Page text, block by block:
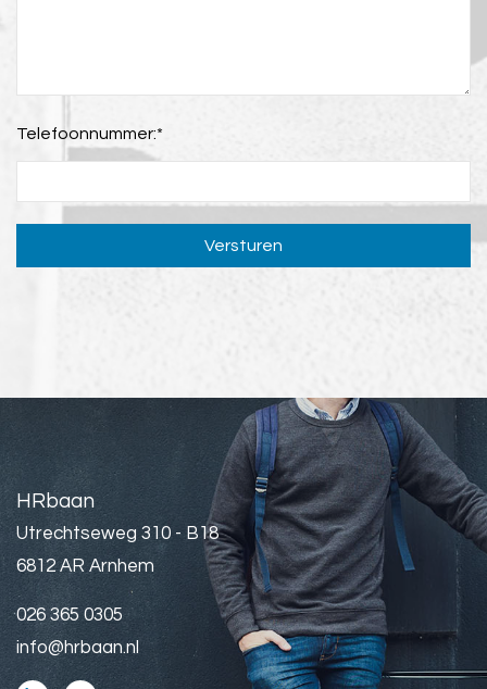
Telefoonnummer:*
Versturen
HRbaan
Utrechtseweg 310 - B18
6812 AR Arnhem
026 365 0305
info@hrbaan.nl